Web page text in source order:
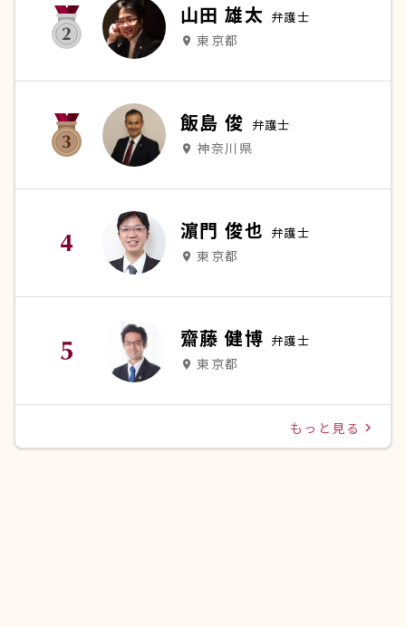
山田 雄太 弁護士
place 東京都
飯島 俊 弁護士
place 神奈川県
濵門 俊也 弁護士
place 東京都
齋藤 健博 弁護士
place 東京都
もっと見る navigate_next